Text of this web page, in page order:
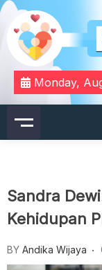
Skip
content
Familyfx
Your Daily Dose
Monday,
Sandra
Kehidupan
BY Andika Wijaya